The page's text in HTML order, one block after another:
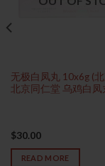
无极白凤丸 10x6g (
北京同仁堂 乌鸡白凤
$30.00
READ MORE